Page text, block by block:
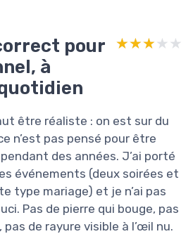
pour
à
★★★★★
★★★★★
être réaliste : on est sur du
n’est pas pensé pour être
des années. J’ai porté
événements (deux soirées et
type mariage) et je n’ai pas
Pas de pierre qui bouge, pas
de rayure visible à l’œil nu.